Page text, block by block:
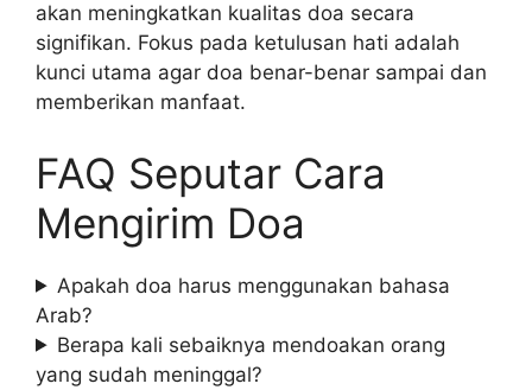
akan meningkatkan kualitas doa secara
signifikan. Fokus pada ketulusan hati adalah
kunci utama agar doa benar-benar sampai dan
memberikan manfaat.
FAQ Seputar Cara
Mengirim Doa
Apakah doa harus menggunakan bahasa
Arab?
Berapa kali sebaiknya mendoakan orang
yang sudah meninggal?